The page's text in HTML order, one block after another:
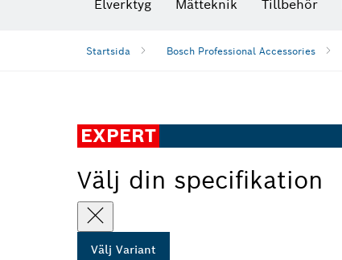
Elverktyg Mätteknik Tillbehör
Startsida Bosch Professional Accessories
EXPERT
Välj din specifikation
Välj Variant